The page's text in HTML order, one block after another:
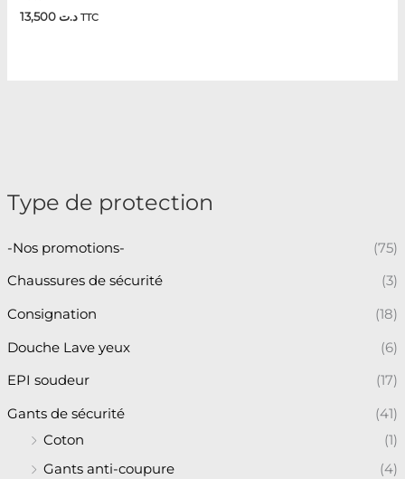
Type de protection
-Nos promotions- (75)
Chaussures de sécurité (3)
Consignation (18)
Douche Lave yeux (6)
EPI soudeur (17)
Gants de sécurité
(41)
Coton
(1)
Gants anti-coupure
(4)
د.ت13,500 TTC